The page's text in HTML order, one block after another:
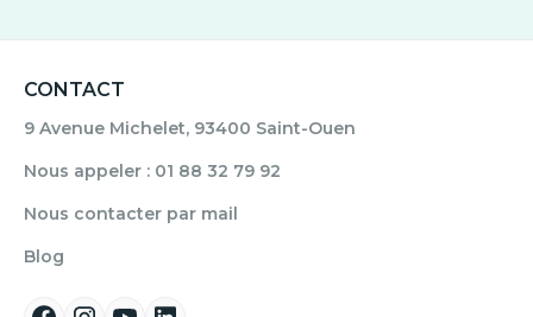
CONTACT
9 Avenue Michelet, 93400 Saint-Ouen
Nous appeler : 01 88 32 79 92
Nous contacter par mail
Blog